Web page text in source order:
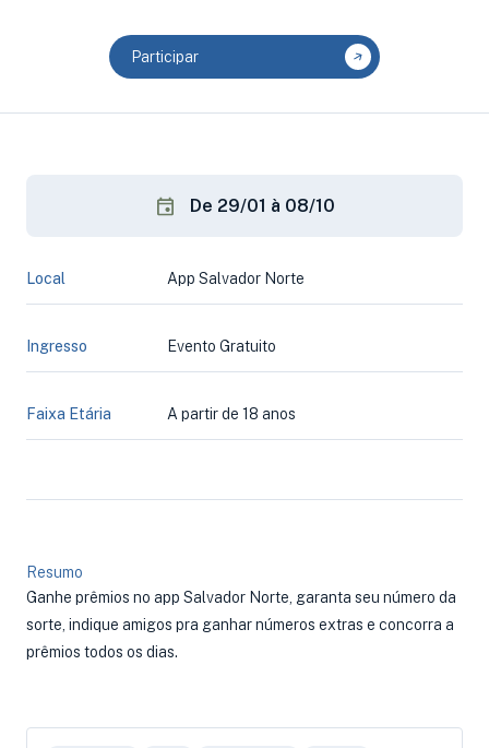
Participar
De 29/01 à 08/10
Local App Salvador Norte
Ingresso Evento Gratuito
Faixa Etária A partir de 18 anos
Resumo
Ganhe prêmios no app Salvador Norte, garanta seu número da
sorte, indique amigos pra ganhar números extras e concorra a
prêmios todos os dias.